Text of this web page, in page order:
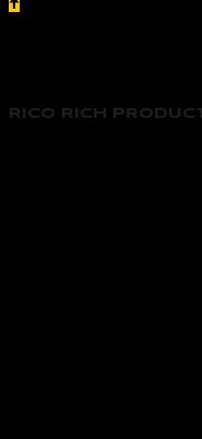
RICO RICH